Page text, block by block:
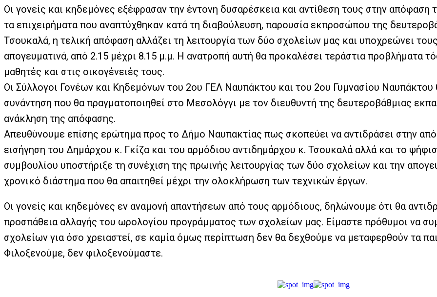
Οι γονείς και κηδεμόνες εξέφρασαν την έντονη δυσαρέσκεια και αντίθεση τους στην
τα επιχειρήματα που αναπτύχθηκαν κατά τη διαβούλευση, παρουσία εκπροσώπου της
Τσουκαλά, η τελική απόφαση αλλάζει τη λειτουργία των δύο σχολείων μας και υποχρεώνει
απογευματινά, από 2.15 μέχρι 8.15 μ.μ. Η ανατροπή αυτή θα προκαλέσει τεράστια προβλήματα
μαθητές και στις οικογένειές τους.
Οι Σύλλογοι Γονέων και Κηδεμόνων του 2ου ΓΕΛ Ναυπάκτου και του 2ου Γυμνασίου
συνάντηση που θα πραγματοποιηθεί στο Μεσολόγγι με τον διευθυντή της δευτεροβάθμιας
ανάκληση της απόφασης.
Απευθύνουμε επίσης ερώτημα προς το Δήμο Ναυπακτίας πως σκοπεύει να αντιδράσει στην
εισήγηση του Δημάρχου κ. Γκίζα και του αρμόδιου αντιδημάρχου κ. Τσουκαλά αλλά και το
συμβουλίου υποστήριξε τη συνέχιση της πρωινής λειτουργίας των δύο σχολείων και την
χρονικό διάστημα που θα απαιτηθεί μέχρι την ολοκλήρωση των τεχνικών έργων.
Οι γονείς και κηδεμόνες εν αναμονή απαντήσεων από τους αρμόδιους, δηλώνουμε ότι θα
προσπάθεια αλλαγής του ωρολογίου προγράμματος των σχολείων μας. Είμαστε πρόθυμοι να
σχολείων για όσο χρειαστεί, σε καμία όμως περίπτωση δεν θα δεχθούμε να μεταφερθούν τα
Φιλοξενούμε, δεν φιλοξενούμαστε.